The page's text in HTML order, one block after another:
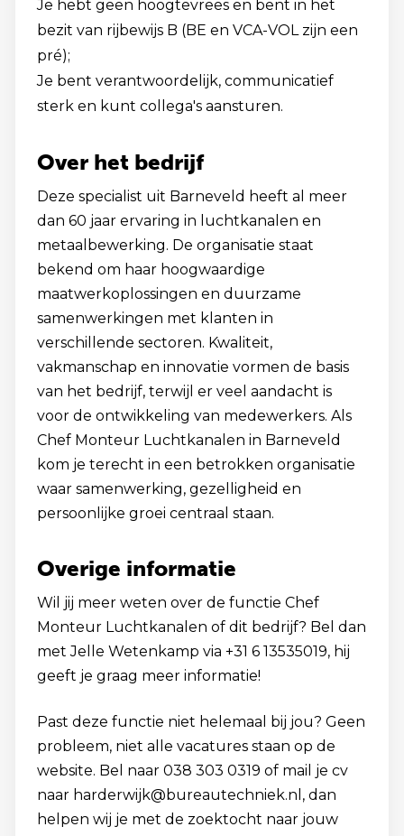
Je hebt geen hoogtevrees en bent in het
bezit van rijbewijs B (BE en VCA-VOL zijn een
pré);
Je bent verantwoordelijk, communicatief
sterk en kunt collega's aansturen.
Over het bedrijf
Deze specialist uit Barneveld heeft al meer
dan 60 jaar ervaring in luchtkanalen en
metaalbewerking. De organisatie staat
bekend om haar hoogwaardige
maatwerkoplossingen en duurzame
samenwerkingen met klanten in
verschillende sectoren. Kwaliteit,
vakmanschap en innovatie vormen de basis
van het bedrijf, terwijl er veel aandacht is
voor de ontwikkeling van medewerkers. Als
Chef Monteur Luchtkanalen in Barneveld
kom je terecht in een betrokken organisatie
waar samenwerking, gezelligheid en
persoonlijke groei centraal staan.
Overige informatie
Wil jij meer weten over de functie Chef
Monteur Luchtkanalen of dit bedrijf? Bel dan
met Jelle Wetenkamp via +31 6 13535019, hij
geeft je graag meer informatie!
Past deze functie niet helemaal bij jou? Geen
probleem, niet alle vacatures staan op de
website. Bel naar 038 303 0319 of mail je cv
naar harderwijk@bureautechniek.nl, dan
helpen wij je met de zoektocht naar jouw